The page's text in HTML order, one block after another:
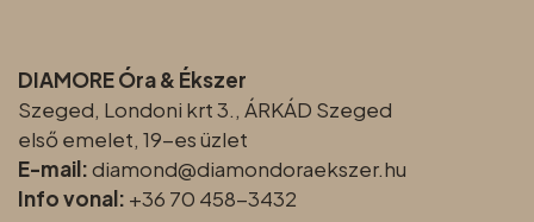
DIAMORE Óra & Ékszer
Szeged, Londoni krt 3., ÁRKÁD Szeged
első emelet, 19-es üzlet
E-mail:diamond@diamondoraekszer.hu
Info vonal: +36 70 458-3432